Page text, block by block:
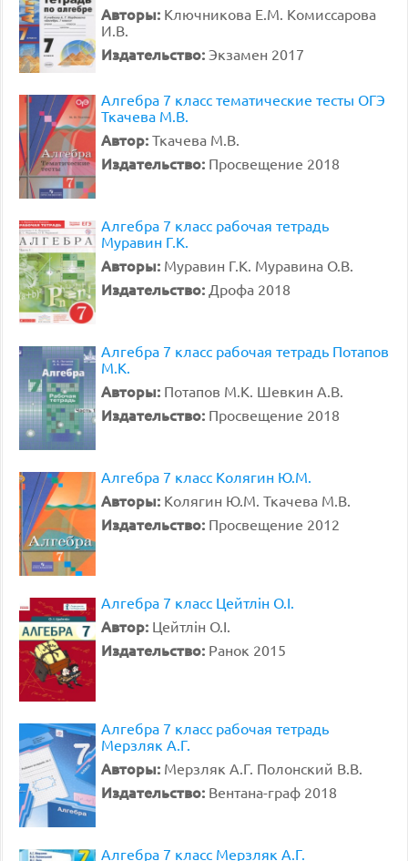
Авторы: Ключникова Е.М. Комиссарова
И.В.
Издательство: Экзамен 2017
Алгебра 7 класс тематические тесты ОГЭ
Ткачева М.В.
Автор: Ткачева М.В.
Издательство: Просвещение 2018
Алгебра 7 класс рабочая тетрадь
Муравин Г.К.
Авторы: Муравин Г.К. Муравина О.В.
Издательство: Дрофа 2018
Алгебра 7 класс рабочая тетрадь Потапов
М.К.
Авторы: Потапов М.К. Шевкин А.В.
Издательство: Просвещение 2018
Алгебра 7 класс Колягин Ю.М.
Авторы: Колягин Ю.М. Ткачева М.В.
Издательство: Просвещение 2012
Алгебра 7 класс Цейтлiн О.I.
Автор: Цейтлiн О.I.
Издательство: Ранок 2015
Алгебра 7 класс рабочая тетрадь
Мерзляк А.Г.
Авторы: Мерзляк А.Г. Полонский В.В.
Издательство: Вентана-граф 2018
Алгебра 7 класс Мерзляк А.Г.